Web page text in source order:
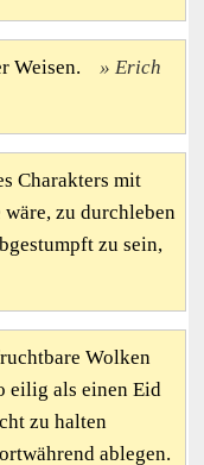
Weisen.
Erich
Charakters mit
zu durchleben
zu sein,
Wolken
eilig als einen Eid
zu halten
ablegen.